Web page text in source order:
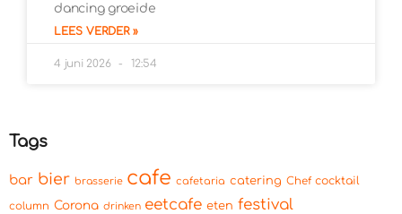
dancing groeide
LEES VERDER »
4 juni 2026 12:54
Tags
bar bier brasserie cafe cafetaria catering Chef cocktail
column Corona drinken eetcafe eten festival